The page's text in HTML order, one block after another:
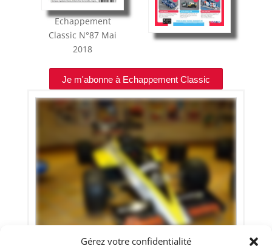
Gérez votre confidentialité
Echappement
Classic N°87 Mai
2018
Je m'abonne à Echappement Classic